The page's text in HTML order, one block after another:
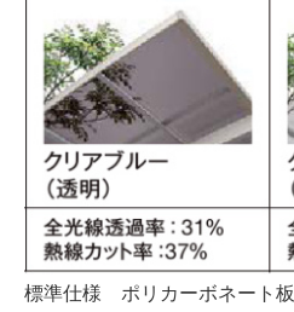
標準仕様 ポリカーボネート板